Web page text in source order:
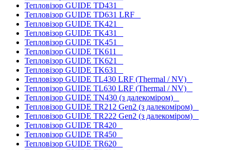
Тепловізор GUIDE TD431
Тепловізор GUIDE TD631 LRF
Тепловізор GUIDE TK421
Тепловізор GUIDE TK431
Тепловізор GUIDE TK451
Тепловізор GUIDE TK611
Тепловізор GUIDE TK621
Тепловізор GUIDE TK631
Тепловізор GUIDE TL430 LRF (Thermal / NV)
Тепловізор GUIDE TL630 LRF (Thermal / NV)
Тепловізор GUIDE TN430 (з далекоміром)
Тепловізор GUIDE TR212 Gen2 (з далекоміром)
Тепловізор GUIDE TR222 Gen2 (з далекоміром)
Тепловізор GUIDE TR420
Тепловізор GUIDE TR450
Тепловізор GUIDE TR620